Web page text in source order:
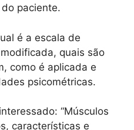
paciente.
é a escala de
quais são
como é aplicada e
psicométricas.
“Músculos
características e